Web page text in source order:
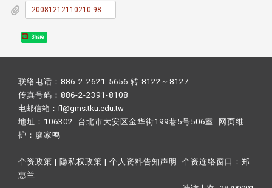
20081212110210-980117_E5_8C_97_E5_8A_A0_E5_B9_B4_E6_9C_83.doc
Share
联络电话：886-2-2621-5656 转 8122～8127
传真号码：886-2-2391-8108
电邮信箱：fl@gms.tku.edu.tw
地址：106302 台北市大安区金华街199巷5号506室 网页维
护： 廖家鸣​
个资政策 | 隐私权政策 | 个人资料告知声明 个资连络窗口： 郑
惠兰